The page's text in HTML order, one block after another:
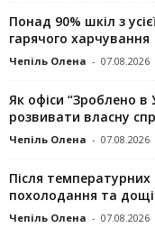
Понад 90% шкіл з
гарячого харчування
Чепіль Олена - 07.08.2026
Як офіси “Зроблено в
розвивати власну
Чепіль Олена - 07.08.2026
Після температурних
похолодання та дощі
Чепіль Олена - 07.08.2026